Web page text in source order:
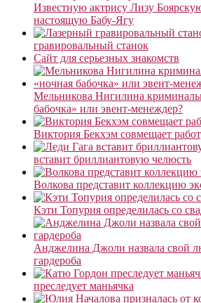
Известную актрису Лизу
настоящую Бабу-Ягу
гравировальный станок
Сайт для серьезных знакомств
Мельникова Нигилина
бабочка» или эвент-менеждер?
Виктория Бекхэм совмещает
вставит бриллиантовую челюсть
Волкова представит коллекцию
Кэти Топурия определилась со
Анджелина Джоли назвала свой
гардероба
преследует маньячка